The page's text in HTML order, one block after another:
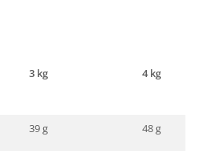
3 kg
4 kg
39 g 48 g